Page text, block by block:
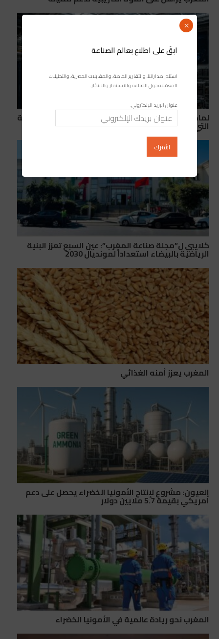
لماذا تراهن الصين على المغرب لمواجهة الحواجز التجارية
التي فرضها ترامب وأوروبا؟
كلايبي ل”مجلة صناعة المغرب”: عين السبع تعزز البنية
الرياضية بالبيضاء استعداداً لمونديال 2030
المغرب يعزز أمنه الغذائي
العيون: مشروع لإنتاج الأمونيا الخضراء يحصل على دعم
أمريكي بقيمة 5.7 ملايين دولار
المغرب نحو ريادة عالمية في الأمونيا الخضراء
ابقَ على اطلاع بعالم الصناعة
استلم إصداراتنا، والتقارير الخاصة، والمقابلات الحصرية، والتحليلات
المعمّقة حول الصناعة والاستثمار والابتكار.
عنوان البريد الإلكتروني:
×